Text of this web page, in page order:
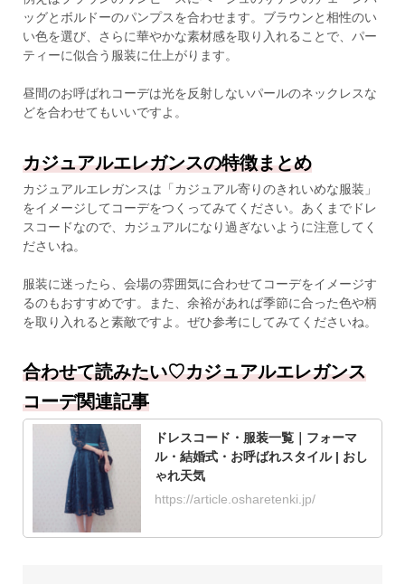
ッグとボルドーのパンプスを合わせます。ブラウンと相性のい
い色を選び、さらに華やかな素材感を取り入れることで、パー
ティーに似合う服装に仕上がります。
昼間のお呼ばれコーデは光を反射しないパールのネックレスな
どを合わせてもいいですよ。
カジュアルエレガンスの特徴まとめ
カジュアルエレガンスは「カジュアル寄りのきれいめな服装」
をイメージしてコーデをつくってみてください。あくまでドレ
スコードなので、カジュアルになり過ぎないように注意してく
ださいね。
服装に迷ったら、会場の雰囲気に合わせてコーデをイメージす
るのもおすすめです。また、余裕があれば季節に合った色や柄
を取り入れると素敵ですよ。ぜひ参考にしてみてくださいね。
合わせて読みたい♡カジュアルエレガンス
コーデ関連記事
ドレスコード・服装一覧｜フォーマ
ル・結婚式・お呼ばれスタイル | おし
ゃれ天気
https://article.osharetenki.jp/